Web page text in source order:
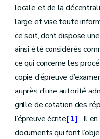
locale et de la
large et vise toute
ce soit, dont dispose
ainsi été considérés
ce qui concerne les
copie d’épreuve
auprès d’une autorité
grille de cotation des
l’épreuve écrite[1] . Il en
documents qui font